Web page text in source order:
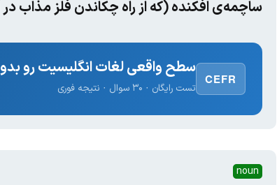
ساچمه‌ی افکنده (که از راه چکاندن فلز مذاب
CEFR
سطح واقعی لغات انگلیسیت رو
تست رایگان · ۳۰ سوال · نتیجه فوری
noun